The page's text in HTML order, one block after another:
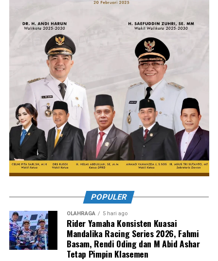
POPULER
OLAHRAGA 5 hari ago
Rider Yamaha Konsisten Kuasai
Mandalika Racing Series 2026, Fahmi
Basam, Rendi Oding dan M Abid Ashar
Tetap Pimpin Klasemen